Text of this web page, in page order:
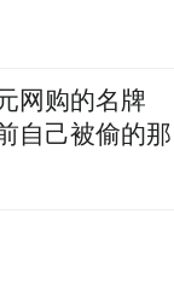
网购的名牌
自己被偷的那